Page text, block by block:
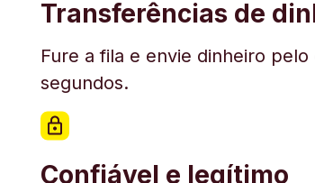
Transferências de
Fure a fila e envie dinheiro
segundos.
Confiável e legítimo